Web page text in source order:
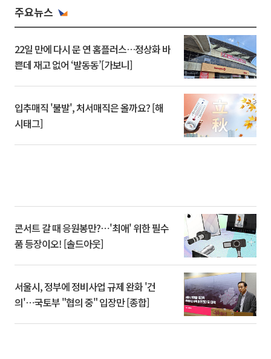
주요뉴스
22일 만에 다시 문 연 홈플러스…정상화 바
쁜데 재고 없어 ‘발동동’[가보니]
입추매직 '불발', 처서매직은 올까요? [해
시태그]
콘서트 갈 때 응원봉만?⋯'최애' 위한 필수
품 등장이오! [솔드아웃]
서울시, 정부에 정비사업 규제 완화 '건
의'⋯국토부 "협의 중" 입장만 [종합]